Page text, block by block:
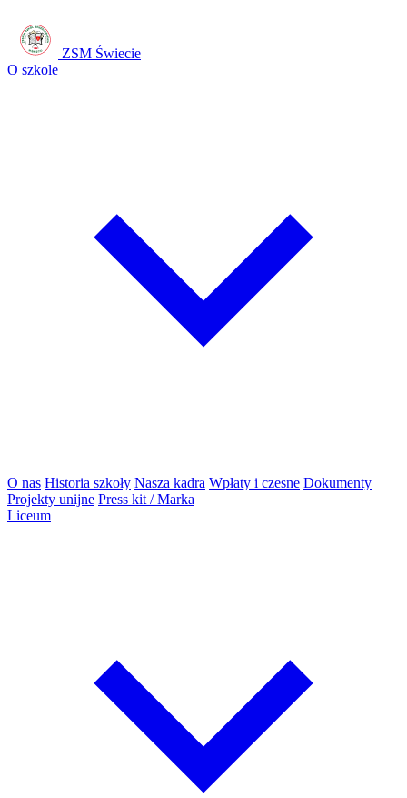
ZSM Świecie
O szkole
O nas Historia szkoły Nasza kadra Wpłaty i czesne Dokumenty
Projekty unijne Press kit / Marka
Liceum